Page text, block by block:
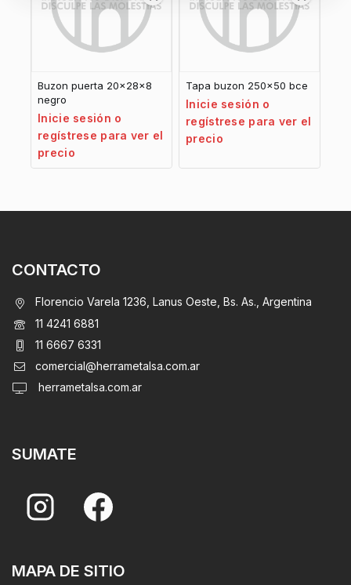
Buzon puerta 20x28x8
negro
Inicie sesión o
regístrese para ver el
precio
Tapa buzon 250×50 bce
Inicie sesión o
regístrese para ver el
precio
CONTACTO
Florencio Varela 1236, Lanus Oeste, Bs. As., Argentina
11 4241 6881
11 6667 6331
comercial@herrametalsa.com.ar
herrametalsa.com.ar
SUMATE
MAPA DE SITIO